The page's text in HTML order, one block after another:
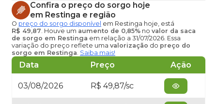
Confira o preço do sorgo hoje
em Restinga e região
O preço do sorgo disponível em Restinga hoje, está
R$ 49,87. Houve um aumento de 0,85% no valor da saca
de sorgo em Restinga em relação a 31/07/2026. Essa
variação do preço reflete uma valorização do preço do
sorgo em Restinga. Saiba mais!
Data Preço Ação
03/08/2026 R$ 49,87/sc